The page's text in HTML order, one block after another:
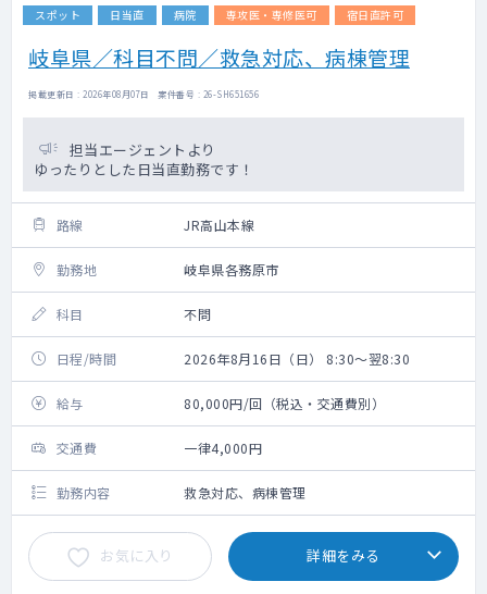
スポット 日当直 病院 専攻医・専修医可 宿日直許可
岐阜県／科目不問／救急対応、病棟管理
掲載更新日 : 2026年08月07日 案件番号 : 26-SH651656
担当エージェントより
ゆったりとした日当直勤務です！
路線 JR高山本線
勤務地 岐阜県各務原市
科目 不問
日程/時間 2026年8月16日（日） 8:30～翌8:30
給与 80,000円/回（税込・交通費別）
交通費 一律4,000円
勤務内容 救急対応、病棟管理
お気に入り 詳細をみる